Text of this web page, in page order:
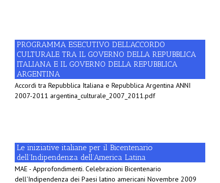
PROGRAMMA ESECUTIVO DELL’ACCORDO
CULTURALE TRA IL GOVERNO DELLA REPUBBLICA
ITALIANA E IL GOVERNO DELLA REPUBBLICA
ARGENTINA
Accordi tra Repubblica Italiana e Repubblica Argentina ANNI
2007-2011 argentina_culturale_2007_2011.pdf
Le iniziative italiane per il Bicentenario
dell’Indipendenza dell’America Latina
MAE - Approfondimenti. Celebrazioni Bicentenario
dell'Indipendenza dei Paesi latino americani Novembre 2009